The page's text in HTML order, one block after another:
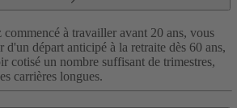
à travailler avant 20 ans, vous
d'un départ anticipé à la retraite dès 60 ans,
cotisé un nombre suffisant de trimestres,
carrières longues.